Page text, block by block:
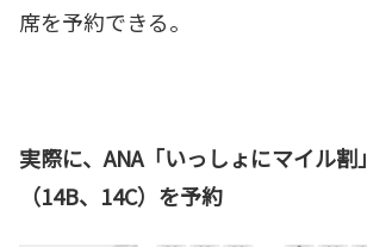
席を予約できる。
実際に、ANA「いっしょにマイル
（14B、14C）を予約